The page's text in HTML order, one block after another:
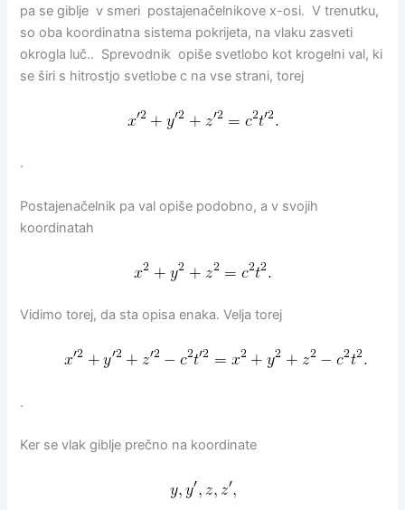
pa se giblje v smeri postajenačelnikove x-osi. V trenutku,
so oba koordinatna sistema pokrijeta, na vlaku zasveti
okrogla luč.. Sprevodnik opiše svetlobo kot krogelni val, ki
se širi s hitrostjo svetlobe c na vse strani, torej
.
Postajenačelnik pa val opiše podobno, a v svojih
koordinatah
Vidimo torej, da sta opisa enaka. Velja torej
.
Ker se vlak giblje prečno na koordinate